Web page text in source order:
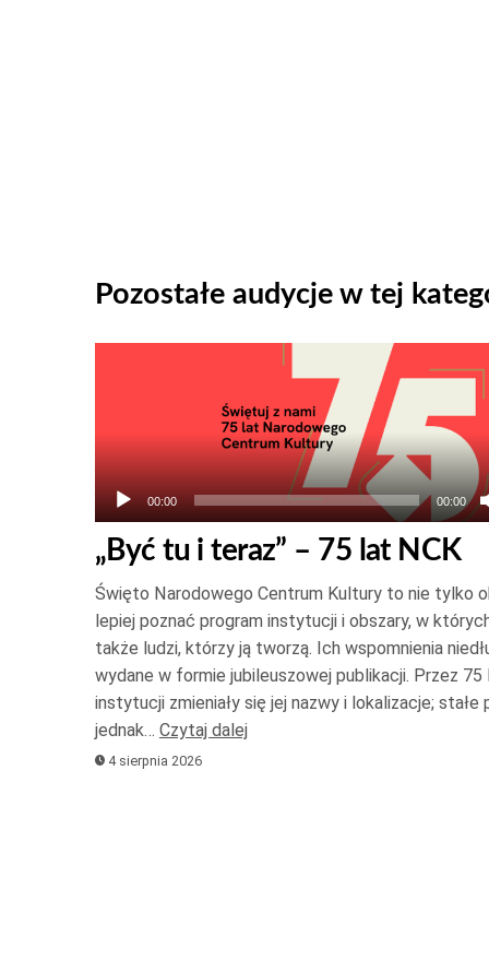
Pozostałe audycje w tej
00:00 00:00
„Być tu i teraz” – 75 lat NCK
Święto Narodowego Centrum Kultury to nie tylko
lepiej poznać program instytucji i obszary, w
także ludzi, którzy ją tworzą. Ich wspomnienia
wydane w formie jubileuszowej publikacji. Przez 75
instytucji zmieniały się jej nazwy i lokalizacje; stałe
jednak… Czytaj dalej
4 sierpnia 2026